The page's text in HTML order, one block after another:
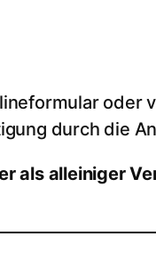
oder
durch die
als alleiniger